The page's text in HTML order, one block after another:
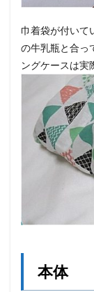
巾着袋が付いて
の牛乳瓶と合っ
ングケースは実
本体